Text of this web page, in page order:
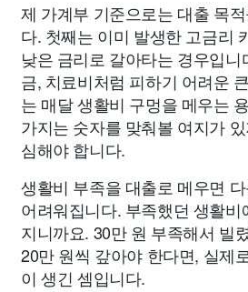
제 가계부 기준으로는 대출 목
다. 첫째는 이미 발생한 고금리
낮은 금리로 갈아타는 경우입
금, 치료비처럼 피하기 어려운
는 매달 생활비 구멍을 메우는
가지는 숫자를 맞춰볼 여지가
심해야 합니다.
생활비 부족을 대출로 메우면
어려워집니다. 부족했던 생활
지니까요. 30만 원 부족해서 빌
20만 원씩 갚아야 한다면, 실제
이 생긴 셈입니다.